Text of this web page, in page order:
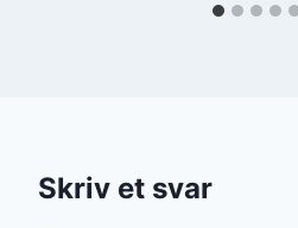
Skriv et svar